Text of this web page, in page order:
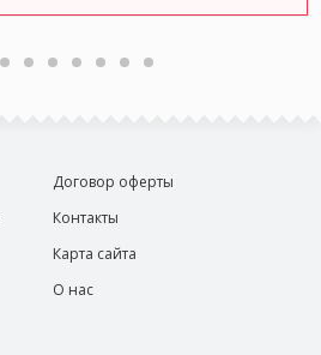
Договор оферты
Контакты
Карта сайта
О нас